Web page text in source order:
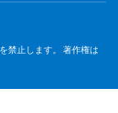
禁止します。 著作権は